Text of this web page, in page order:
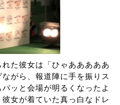
た彼女は「ひゃあああああ
がら、報道陣に手を振りス
ッと会場が明るくなったよ
女が着ていた真っ白なドレ